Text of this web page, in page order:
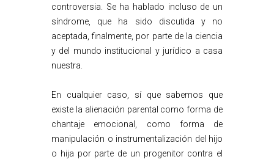
controversia. Se ha hablado incluso de un
síndrome, que ha sido discutida y no
aceptada, finalmente, por parte de la ciencia
y del mundo institucional y jurídico a casa
nuestra.
En cualquier caso, sí que sabemos que
existe la alienación parental como forma de
chantaje emocional, como forma de
manipulación o instrumentalización del hijo
o hija por parte de un progenitor contra el